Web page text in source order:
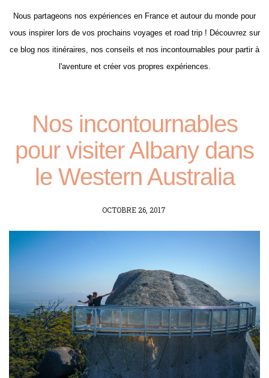
Nous partageons nos expériences en France et autour du monde pour
vous inspirer lors de vos prochains voyages et road trip ! Découvrez sur
ce blog nos itinéraires, nos conseils et nos incontournables pour partir à
l'aventure et créer vos propres expériences.
Nos incontournables
pour visiter Albany dans
le Western Australia
POSTED
OCTOBRE 26, 2017